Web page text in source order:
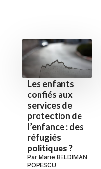
Les enfants
confiés aux
services de
protection de
l’enfance : des
réfugiés
politiques ?
Par Marie BELDIMAN
POPESCU